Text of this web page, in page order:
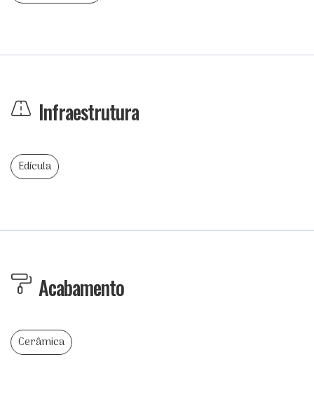
Infraestrutura
Edícula
Acabamento
Cerâmica